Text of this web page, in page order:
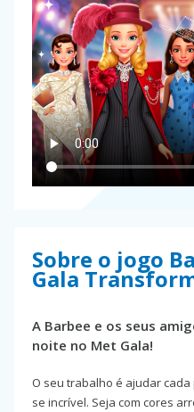
Sobre o jogo
Gala
A Barbee e os seus
noite no Met Gala!
O seu trabalho é ajudar
se incrível. Seja com cores